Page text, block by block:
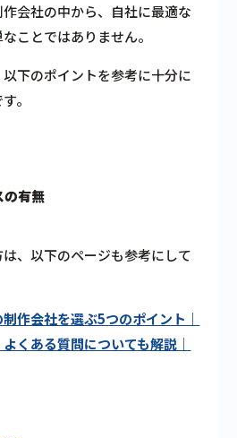
会社の中から、自社に最適な
ことではありません。
下のポイントを参考に十分に
。
の有無
、以下のページも参考にして
作会社を選ぶ5つのポイント｜
くある質問についても解説｜